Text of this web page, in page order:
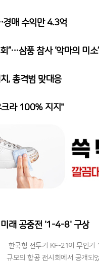
매 수익만 4.3억
”…삼풍 참사 ‘악마의 미소
, 총격범 맞대응
크라 100% 지지"
래 공중전 '1-4-8' 구상
한국형 전투기 KF-21이 무인기
규모의 항공 전시회에서 공개되